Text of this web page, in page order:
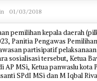
01/03/2018
pemilihan kepala daerah
Panitia Pengawas
partisipatif
sosialisasi tersebut, Ketua
AP MSi, Ketua panwaslu
SPdI MSi dan M Iqbal